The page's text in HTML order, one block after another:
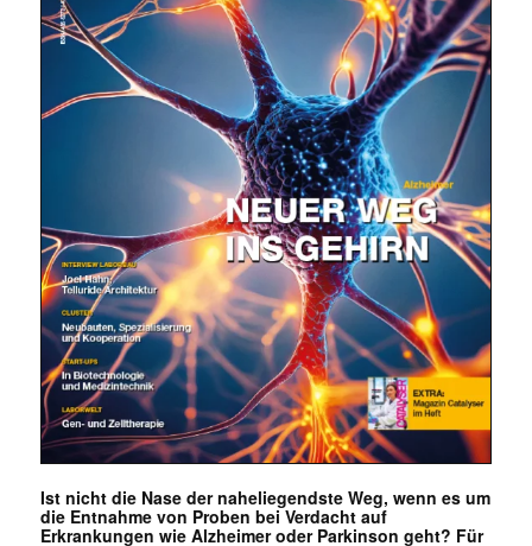
Ist nicht die Nase der naheliegendste Weg, wenn es um
die Entnahme von Proben bei Verdacht auf
Erkrankungen wie Alzheimer oder Parkinson geht? Für